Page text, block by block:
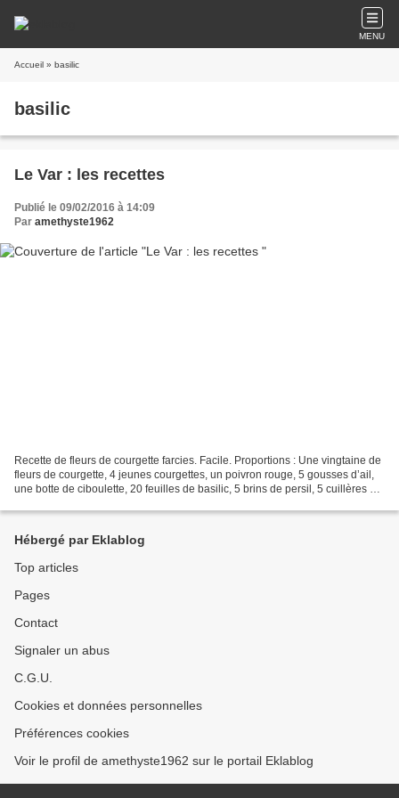
MENU
Accueil » basilic
basilic
Le Var : les recettes
Publié le 09/02/2016 à 14:09
Par amethyste1962
Recette de fleurs de courgette farcies. Facile. Proportions : Une vingtaine de
fleurs de courgette, 4 jeunes courgettes, un poivron rouge, 5 gousses d’ail,
une botte de ciboulette, 20 feuilles de basilic, 5 brins de persil, 5 cuillères à
Hébergé par Eklablog
Top articles
Pages
Contact
Signaler un abus
C.G.U.
Cookies et données personnelles
Préférences cookies
Voir le profil de amethyste1962 sur le portail Eklablog